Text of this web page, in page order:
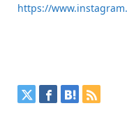
https://